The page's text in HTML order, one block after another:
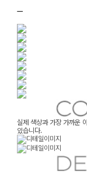
ㅡ
실제 색상과 가장 가까운
있습니다.